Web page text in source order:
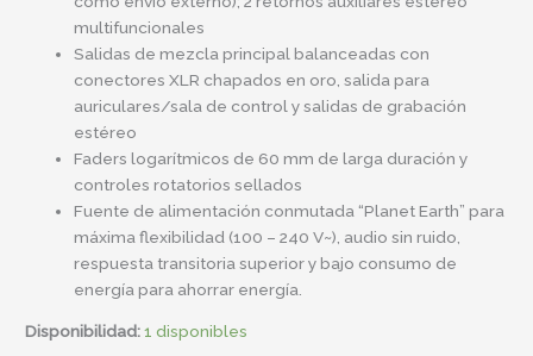
multifuncionales
Salidas de mezcla principal balanceadas con
conectores XLR chapados en oro, salida para
auriculares/sala de control y salidas de grabación
estéreo
Faders logarítmicos de 60 mm de larga duración y
controles rotatorios sellados
Fuente de alimentación conmutada “Planet Earth” para
máxima flexibilidad (100 – 240 V~), audio sin ruido,
respuesta transitoria superior y bajo consumo de
energía para ahorrar energía.
Disponibilidad:1 disponibles